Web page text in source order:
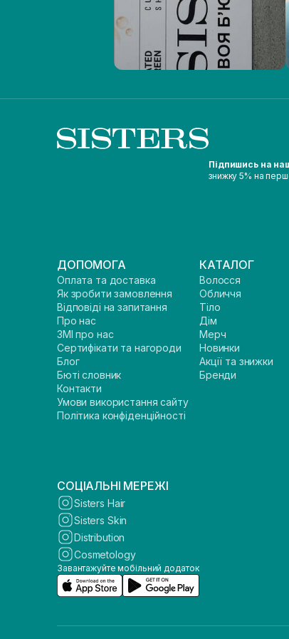
Підпишись на
знижку 5% на
ДОПОМОГА
Оплата та доставка
Як зробити замовлення
Відповіді на запитання
Про нас
ЗМІ про нас
Сертифікати та нагороди
Блог
Бюті словник
Контакти
Умови використання сайту
Політика конфіденційності
КАТАЛОГ
Волосся
Обличчя
Тіло
Дім
Мерч
Новинки
Акції та знижки
Бренди
СОЦІАЛЬНІ МЕРЕЖІ
Sisters Hair
Sisters Skin
Distribution
Cosmetology
Завантажуйте мобільний додаток